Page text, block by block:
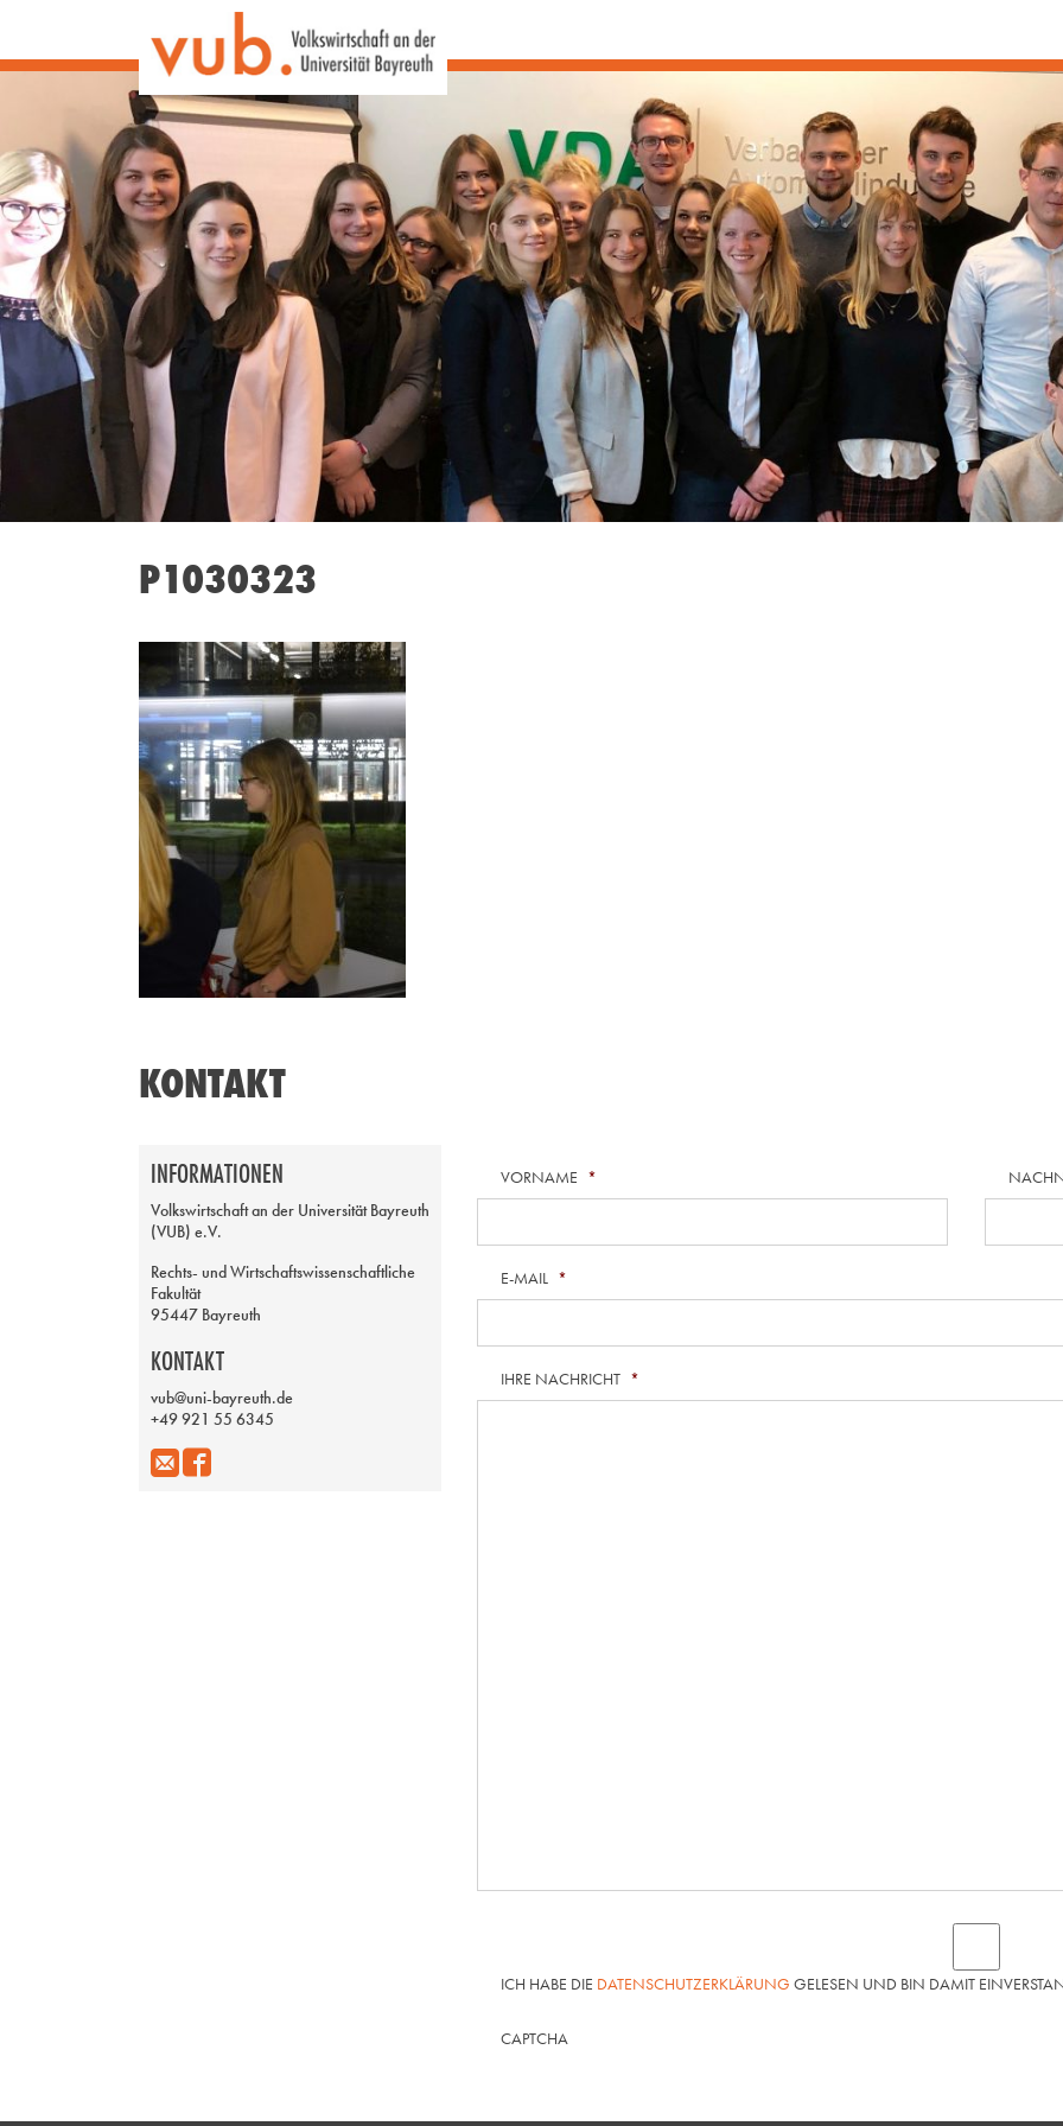
P1030323
KONTAKT
INFORMATIONEN
Volkswirtschaft an der Universität Bayreuth
(VUB) e.V.
Rechts- und Wirtschaftswissenschaftliche
Fakultät
95447 Bayreuth
KONTAKT
vub@uni-bayreuth.de
+49 921 55 6345
VORNAME *
E-MAIL *
IHRE NACHRICHT *
ICH HABE DIE DATENSCHUTZERKLÄRUNG GELESEN UND BIN DAMIT
CAPTCHA